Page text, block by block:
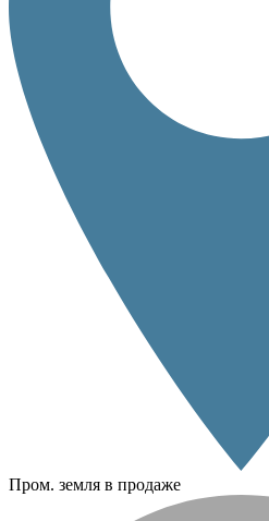
Пром. земля в продаже